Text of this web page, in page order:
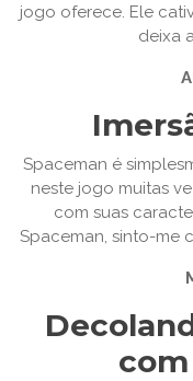
jogo oferece. Ele
deixa
Spaceman é
neste jogo muitas
com suas
Spaceman, sinto-me